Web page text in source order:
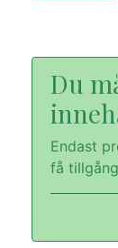
Du
Endast
få